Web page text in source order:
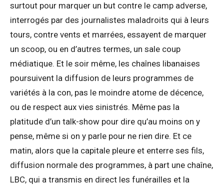
surtout pour marquer un but contre le camp adverse,
interrogés par des journalistes maladroits qui à leurs
tours, contre vents et marrées, essayent de marquer
un scoop, ou en d’autres termes, un sale coup
médiatique. Et le soir même, les chaînes libanaises
poursuivent la diffusion de leurs programmes de
variétés à la con, pas le moindre atome de décence,
ou de respect aux vies sinistrés. Même pas la
platitude d’un talk-show pour dire qu’au moins on y
pense, même si on y parle pour ne rien dire. Et ce
matin, alors que la capitale pleure et enterre ses fils,
diffusion normale des programmes, à part une chaîne,
LBC, qui a transmis en direct les funérailles et la